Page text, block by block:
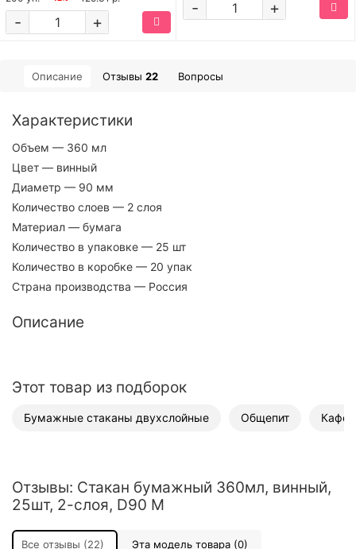
+
-
+
-
Описание Отзывы 22 Вопросы
Характеристики
Объем — 360 мл
Цвет — винный
Диаметр — 90 мм
Количество слоев — 2 слоя
Материал — бумага
Количество в упаковке — 25 шт
Количество в коробке — 20 упак
Страна производства — Россия
Описание
Этот товар из подборок
Бумажные стаканы двухслойные Общепит Кафе
Отзывы: Стакан бумажный 360мл, винный,
25шт, 2-слоя, D90 M
Все отзывы (22) Эта модель товара (0)